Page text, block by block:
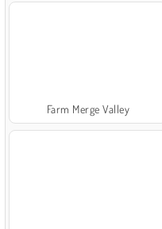
Farm Merge Valley